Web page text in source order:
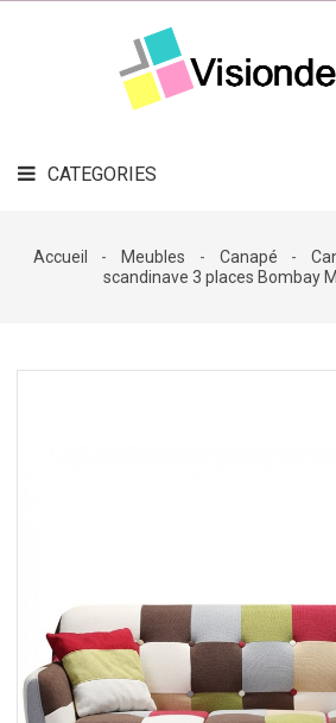
CATEGORIES
LE
MAG
DÉCO

DÉCO
Accueil Meubles Canapé
scandinave 3 places Bombay